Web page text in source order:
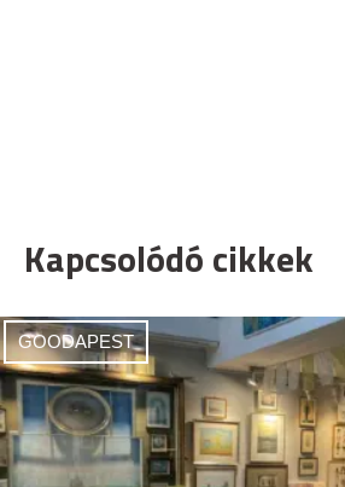
Kapcsolódó cikkek
GOODAPEST